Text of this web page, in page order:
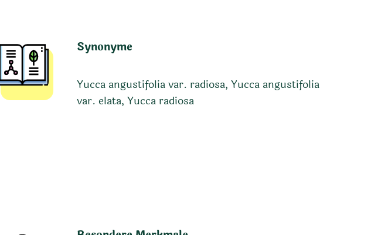
Synonyme
Yucca angustifolia var. radiosa, Yucca angustifolia
var. elata, Yucca radiosa